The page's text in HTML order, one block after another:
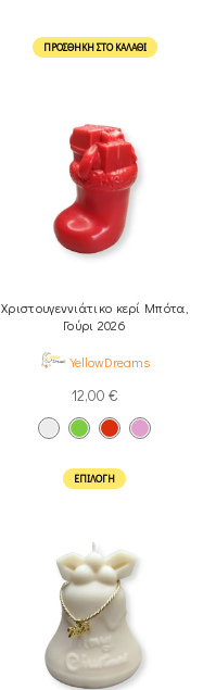
ΠΡΟΣΘΉΚΗ ΣΤΟ ΚΑΛΆΘΙ
Χριστουγεννιάτικο κερί Μπότα,
Γούρι 2026
YellowDreams
12,00 €
ΕΠΙΛΟΓΉ